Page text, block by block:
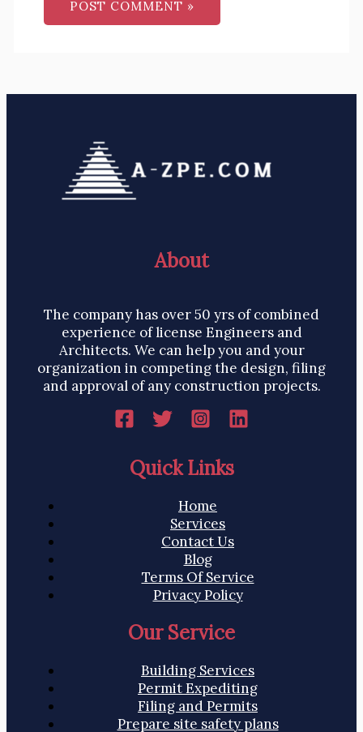
About
The company has over 50 yrs of combined
experience of license Engineers and
Architects. We can help you and your
organization in competing the design, filing
and approval of any construction projects.
Quick Links
Home
Services
Contact Us
Blog
Terms Of Service
Privacy Policy
Our Service
Building Services
Permit Expediting
Filing and Permits
Prepare site safety plans